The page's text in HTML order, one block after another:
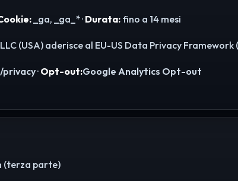
_ga, _ga_* · Durata: fino a 14 mesi
(USA) aderisce al EU-US Data Privacy Framework
privacy· Opt-out:Google Analytics Opt-out
(terza parte)